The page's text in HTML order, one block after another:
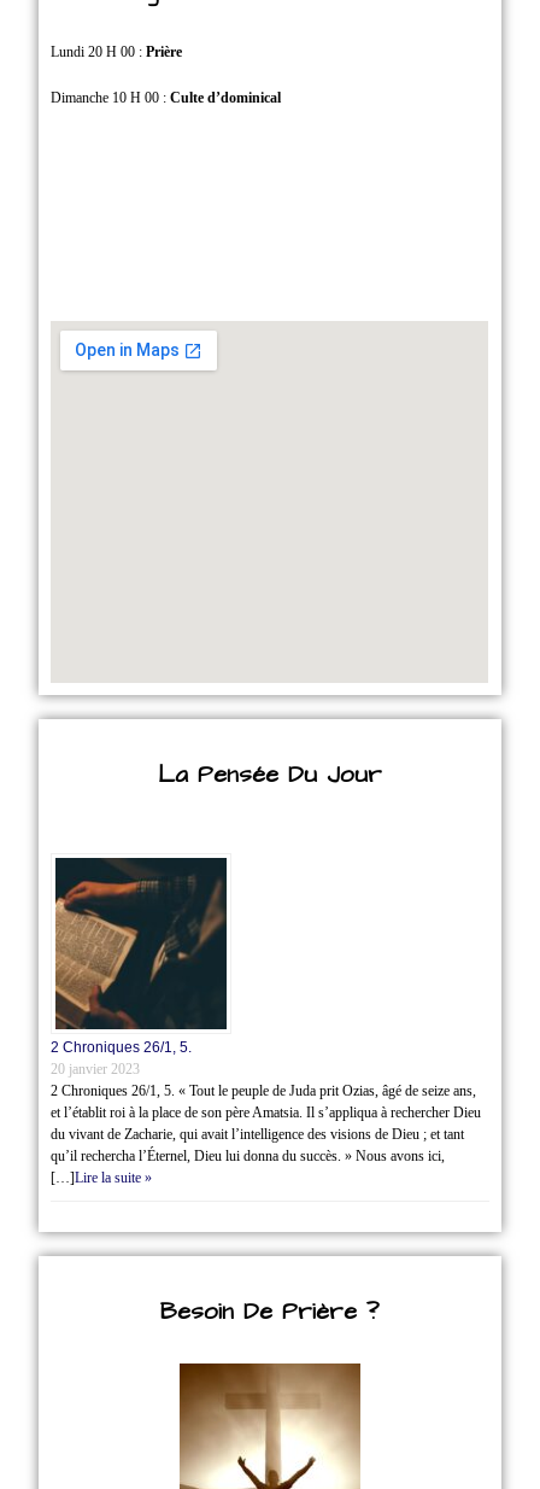
Lundi 20 H 00 :Prière
Dimanche 10 H 00 :Culte d’dominical
La Pensée Du Jour
2 Chroniques 26/1‭, ‬5.
20 janvier 2023
2 Chroniques 26/1‭, ‬5. « Tout le peuple de Juda prit Ozias, âgé de seize ans,
et l’établit roi à la place de son père Amatsia. Il s’appliqua à rechercher Dieu
du vivant de Zacharie, qui avait l’intelligence des visions de Dieu ; et tant
qu’il rechercha l’Éternel, Dieu lui donna du succès. » Nous avons ici,
[…]Lire la suite »
Besoin De Prière ?